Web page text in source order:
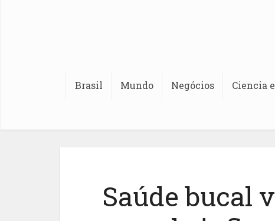
Brasil Mundo Negócios Ciencia
Saúde bucal